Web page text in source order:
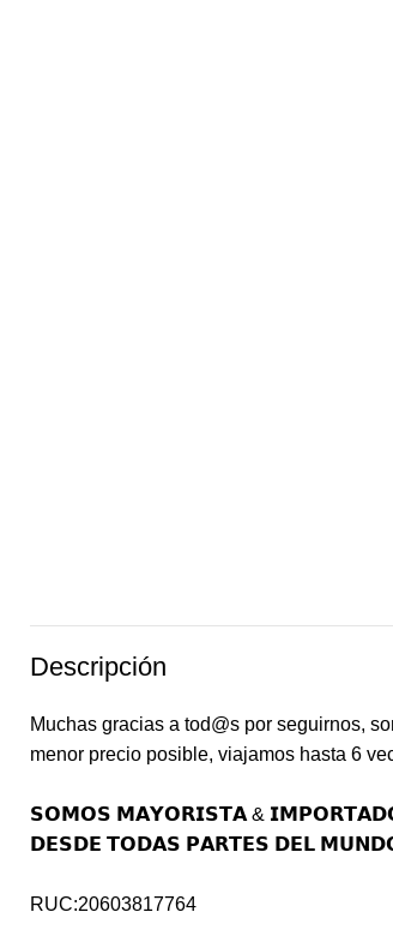
Descripción
Muchas gracias a tod@s por seguirnos,
menor precio posible, viajamos hasta 6
𝗦𝗢𝗠𝗢𝗦 𝗠𝗔𝗬𝗢𝗥𝗜𝗦𝗧𝗔 &
𝗗𝗘𝗦𝗗𝗘 𝗧𝗢𝗗𝗔𝗦 𝗣𝗔𝗥𝗧𝗘𝗦 𝗗𝗘𝗟
RUC:20603817764